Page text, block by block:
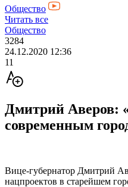
Общество
Читать все
Общество
3284
24.12.2020 12:36
11
Дмитрий Аверов:
современным
Вице-губернатор Дмитрий
нацпроектов в старейшем